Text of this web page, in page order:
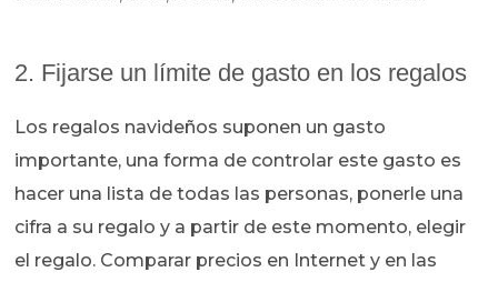
2. Fijarse un límite de gasto en los regalos
Los regalos navideños suponen un gasto
importante, una forma de controlar este gasto es
hacer una lista de todas las personas, ponerle una
cifra a su regalo y a partir de este momento, elegir
el regalo. Comparar precios en Internet y en las